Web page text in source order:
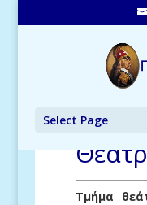
Select Page
Τμήμα